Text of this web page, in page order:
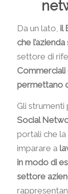
Da un lato, il
che
settore di
Commerciali
permettano
Gli strumenti
Social
portali che
imparare a
in modo di
settore